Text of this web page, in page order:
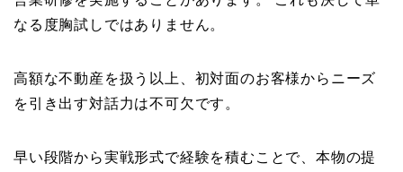
なる度胸試しではありません。
高額な不動産を扱う以上、初対面のお客様からニーズ
を引き出す対話力は不可欠です。
早い段階から実戦形式で経験を積むことで、本物の提